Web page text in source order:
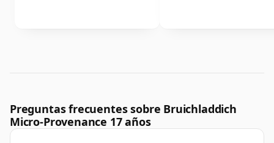
Preguntas frecuentes sobre Bruichladdich
Micro-Provenance 17 años